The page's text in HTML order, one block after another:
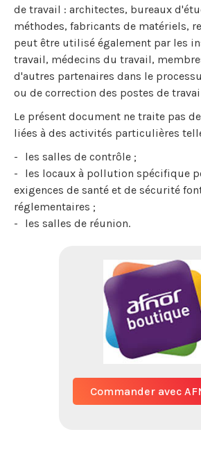
de travail : architectes, bureaux
méthodes, fabricants de matériels,
peut être utilisé également par les
travail, médecins du travail,
d'autres partenaires dans le
ou de correction des postes de
Le présent document ne traite pas
liées à des activités particulières
les salles de contrôle ;
les locaux à pollution spécifique
exigences de santé et de sécurité
réglementaires ;
les salles de réunion.
Commander avec